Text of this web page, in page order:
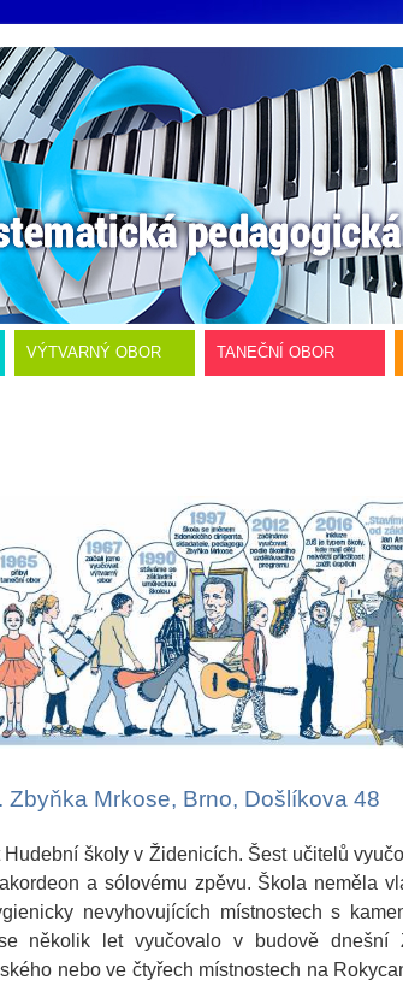
VÝTVARNÝ OBOR TANEČNÍ OBOR
Mrkose, Brno, Došlíkova 48
školy v Židenicích. Šest učitelů
a sólovému zpěvu. Škola neměla
nevyhovujících místnostech s
několik let vyučovalo v budově dnešní
nebo ve čtyřech místnostech na